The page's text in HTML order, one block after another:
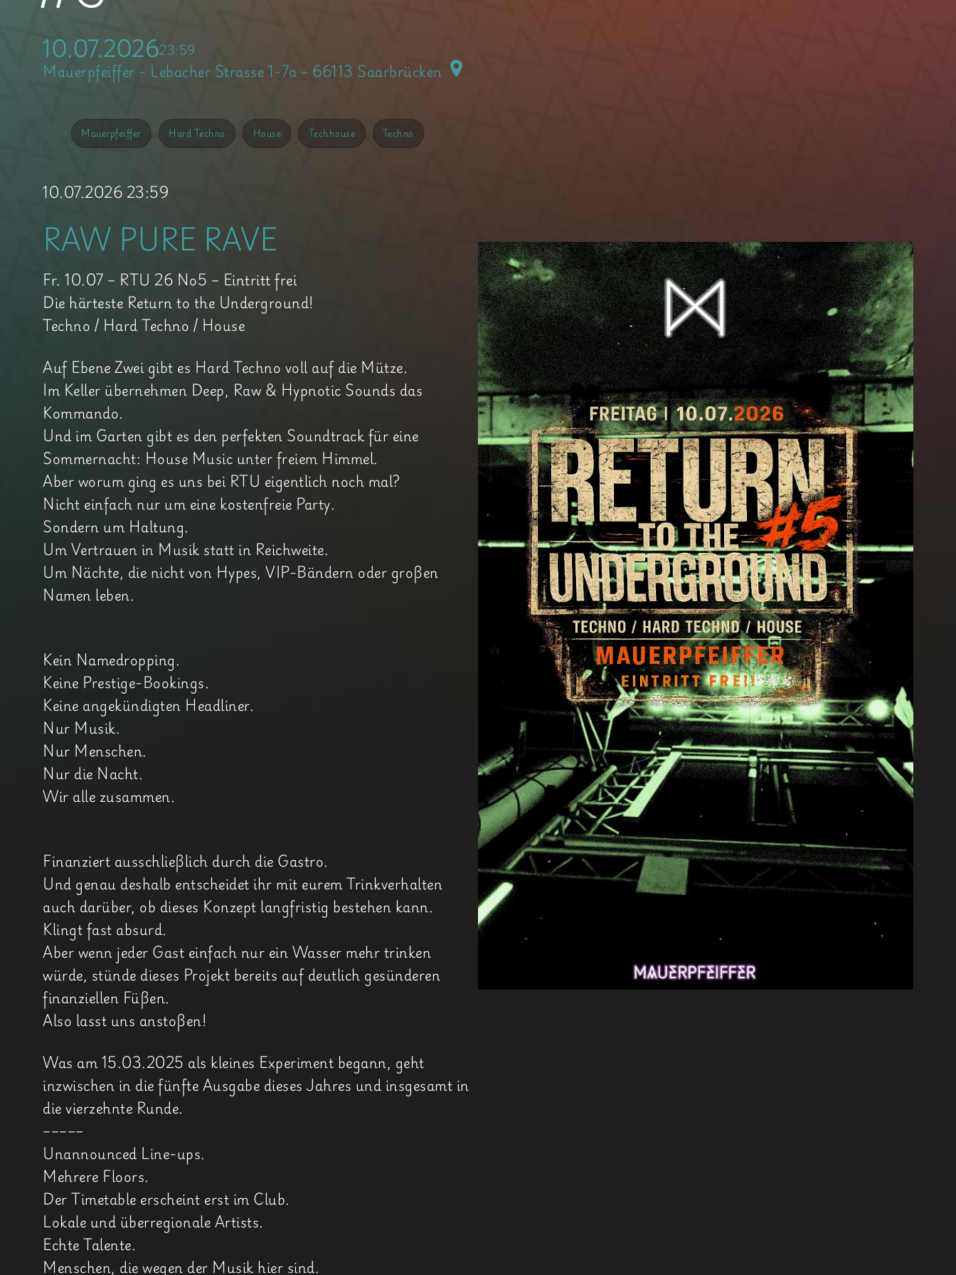
10.07.202623:59
Mauerpfeiffer - Lebacher Strasse 1-7a - 66113 Saarbrücken
Mauerpfeiffer Hard Techno House Techhouse Techno
10.07.2026 23:59
RAW PURE RAVE
Fr. 10.07 – RTU 26 No5 – Eintritt frei
Die härteste Return to the Underground!
Techno / Hard Techno / House
Auf Ebene Zwei gibt es Hard Techno voll auf die Mütze.
Im Keller übernehmen Deep, Raw & Hypnotic Sounds das
Kommando.
Und im Garten gibt es den perfekten Soundtrack für eine
Sommernacht: House Music unter freiem Himmel.
Aber worum ging es uns bei RTU eigentlich noch mal?
Nicht einfach nur um eine kostenfreie Party.
Sondern um Haltung.
Um Vertrauen in Musik statt in Reichweite.
Um Nächte, die nicht von Hypes, VIP-Bändern oder großen
Namen leben.
Kein Namedropping.
Keine Prestige-Bookings.
Keine angekündigten Headliner.
Nur Musik.
Nur Menschen.
Nur die Nacht.
Wir alle zusammen.
Finanziert ausschließlich durch die Gastro.
Und genau deshalb entscheidet ihr mit eurem Trinkverhalten
auch darüber, ob dieses Konzept langfristig bestehen kann.
Klingt fast absurd.
Aber wenn jeder Gast einfach nur ein Wasser mehr trinken
würde, stünde dieses Projekt bereits auf deutlich gesünderen
finanziellen Füßen.
Also lasst uns anstoßen!
Was am 15.03.2025 als kleines Experiment begann, geht
inzwischen in die fünfte Ausgabe dieses Jahres und insgesamt in
die vierzehnte Runde.
–––––
Unannounced Line-ups.
Mehrere Floors.
Der Timetable erscheint erst im Club.
Lokale und überregionale Artists.
Echte Talente.
Menschen, die wegen der Musik hier sind.